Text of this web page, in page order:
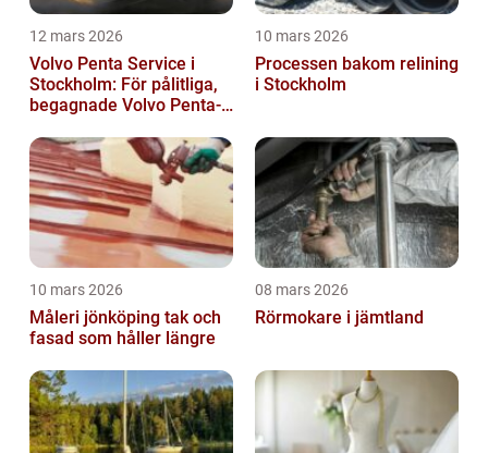
12 mars 2026
Volvo Penta Service i
Stockholm: För pålitliga,
begagnade Volvo Penta-
10 mars 2026
Processen bakom relining
i Stockholm
10 mars 2026
Måleri jönköping tak och
fasad som håller längre
08 mars 2026
Rörmokare i jämtland